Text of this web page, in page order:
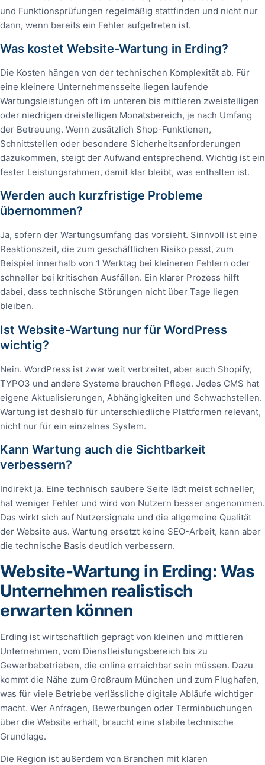
und Funktionsprüfungen regelmäßig stattfinden und nicht nur
dann, wenn bereits ein Fehler aufgetreten ist.
Was kostet Website-Wartung in Erding?
Die Kosten hängen von der technischen Komplexität ab. Für
eine kleinere Unternehmensseite liegen laufende
Wartungsleistungen oft im unteren bis mittleren zweistelligen
oder niedrigen dreistelligen Monatsbereich, je nach Umfang
der Betreuung. Wenn zusätzlich Shop-Funktionen,
Schnittstellen oder besondere Sicherheitsanforderungen
dazukommen, steigt der Aufwand entsprechend. Wichtig ist ein
fester Leistungsrahmen, damit klar bleibt, was enthalten ist.
Werden auch kurzfristige Probleme
übernommen?
Ja, sofern der Wartungsumfang das vorsieht. Sinnvoll ist eine
Reaktionszeit, die zum geschäftlichen Risiko passt, zum
Beispiel innerhalb von 1 Werktag bei kleineren Fehlern oder
schneller bei kritischen Ausfällen. Ein klarer Prozess hilft
dabei, dass technische Störungen nicht über Tage liegen
bleiben.
Ist Website-Wartung nur für WordPress
wichtig?
Nein. WordPress ist zwar weit verbreitet, aber auch Shopify,
TYPO3 und andere Systeme brauchen Pflege. Jedes CMS hat
eigene Aktualisierungen, Abhängigkeiten und Schwachstellen.
Wartung ist deshalb für unterschiedliche Plattformen relevant,
nicht nur für ein einzelnes System.
Kann Wartung auch die Sichtbarkeit
verbessern?
Indirekt ja. Eine technisch saubere Seite lädt meist schneller,
hat weniger Fehler und wird von Nutzern besser angenommen.
Das wirkt sich auf Nutzersignale und die allgemeine Qualität
der Website aus. Wartung ersetzt keine SEO-Arbeit, kann aber
die technische Basis deutlich verbessern.
Website-Wartung in Erding: Was
Unternehmen realistisch
erwarten können
Erding ist wirtschaftlich geprägt von kleinen und mittleren
Unternehmen, vom Dienstleistungsbereich bis zu
Gewerbebetrieben, die online erreichbar sein müssen. Dazu
kommt die Nähe zum Großraum München und zum Flughafen,
was für viele Betriebe verlässliche digitale Abläufe wichtiger
macht. Wer Anfragen, Bewerbungen oder Terminbuchungen
über die Website erhält, braucht eine stabile technische
Grundlage.
Die Region ist außerdem von Branchen mit klaren